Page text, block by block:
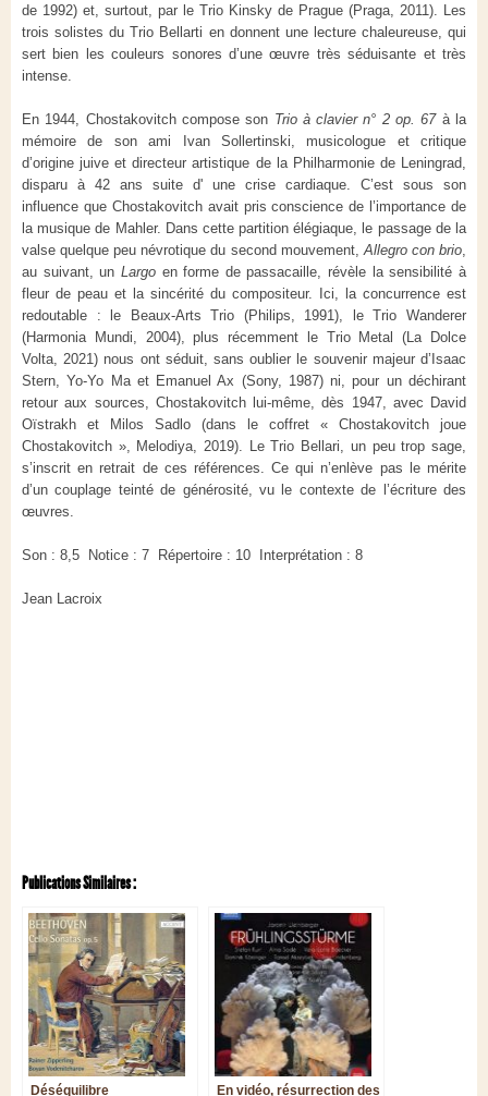
de 1992) et, surtout, par le Trio Kinsky de Prague (Praga, 2011). Les
trois solistes du Trio Bellarti en donnent une lecture chaleureuse, qui
sert bien les couleurs sonores d’une œuvre très séduisante et très
intense.
En 1944, Chostakovitch compose son Trio à clavier n° 2 op. 67à la
mémoire de son ami Ivan Sollertinski, musicologue et critique
d’origine juive et directeur artistique de la Philharmonie de Leningrad,
disparu à 42 ans suite d' une crise cardiaque. C’est sous son
influence que Chostakovitch avait pris conscience de l’importance de
la musique de Mahler. Dans cette partition élégiaque, le passage de la
valse quelque peu névrotique du second mouvement, Allegro con brio
au suivant, un Largoen forme de passacaille, révèle la sensibilité à
fleur de peau et la sincérité du compositeur. Ici, la concurrence est
redoutable : le Beaux-Arts Trio (Philips, 1991), le Trio Wanderer
(Harmonia Mundi, 2004), plus récemment le Trio Metal (La Dolce
Volta, 2021) nous ont séduit, sans oublier le souvenir majeur d’Isaac
Stern, Yo-Yo Ma et Emanuel Ax (Sony, 1987) ni, pour un déchirant
retour aux sources, Chostakovitch lui-même, dès 1947, avec David
Oïstrakh et Milos Sadlo (dans le coffret « Chostakovitch joue
Chostakovitch », Melodiya, 2019). Le Trio Bellari, un peu trop sage,
s’inscrit en retrait de ces références. Ce qui n’enlève pas le mérite
d’un couplage teinté de générosité, vu le contexte de l’écriture des
œuvres.
Son : 8,5 Notice : 7 Répertoire : 10 Interprétation : 8
Jean Lacroix
Publications Similaires :
Déséquilibre
En vidéo, résurrection des